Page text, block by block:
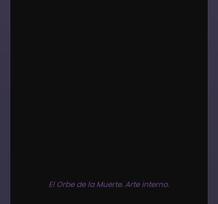
El Orbe de la Muerte. Arte interno.